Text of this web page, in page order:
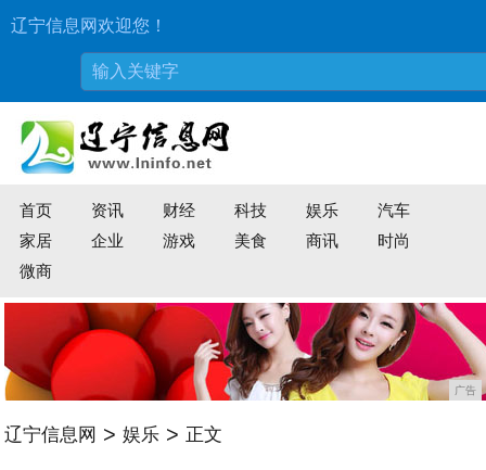
辽宁信息网欢迎您！
首页 资讯 财经 科技 娱乐
汽车
家居
企业 游戏 美食 商讯
时尚
微商
广告
辽宁信息网 > 娱乐 > 正文